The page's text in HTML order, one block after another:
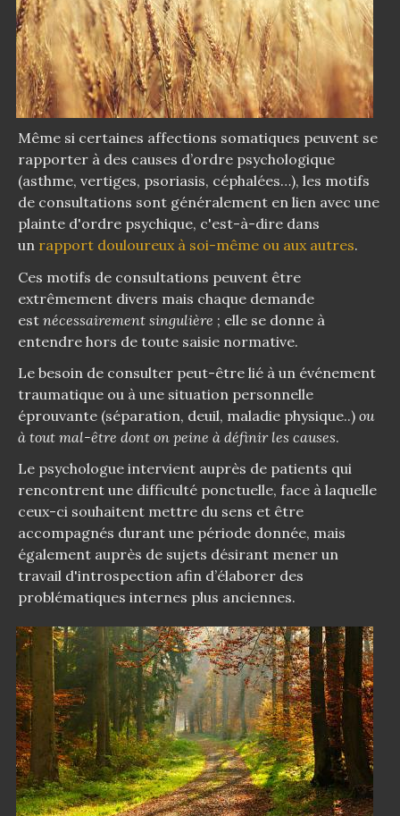
Même si certaines affections somatiques peuvent se
rapporter à des causes d’ordre psychologique
(asthme, vertiges, psoriasis, céphalées…), les motifs
de consultations sont généralement en lien avec une
plainte d'ordre psychique, c'est-à-dire dans
un rapport douloureux à soi-même ou aux autres.
Ces motifs de consultations peuvent être
extrêmement divers mais chaque demande
est nécessairement singulière ; elle se donne à
entendre hors de toute saisie normative.
Le besoin de consulter peut-être lié à un événement
traumatique ou à une situation personnelle
éprouvante (séparation, deuil, maladie physique..) ou
à tout mal-être dont on peine à définir les causes.
Le psychologue intervient auprès de patients qui
rencontrent une difficulté ponctuelle, face à laquelle
ceux-ci souhaitent mettre du sens et être
accompagnés durant une période donnée, mais
également auprès de sujets désirant mener un
travail d'introspection afin d’élaborer des
problématiques internes plus anciennes.